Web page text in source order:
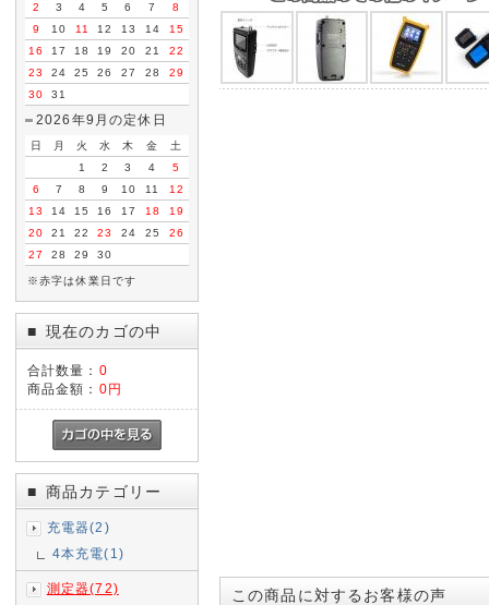
2
3 4 5 6 7
8
9
10 11 12 13 14
15
16
17 18 19 20 21
22
23
24 25 26 27 28
29
30
31
2026年9月の定休日
日 月 火 水 木 金
土
1
2 3 4
5
6
7 8 9 10 11
12
13
14 15 16 17 18
19
20
21 22 23 24 25
26
27
28 29 30
※赤字は休業日です
■ 現在のカゴの中
合計数量： 0
商品金額： 0円
■ 商品カテゴリー
充電器(2)
4本充電(1)
測定器(72) この商品に対するお客様の声